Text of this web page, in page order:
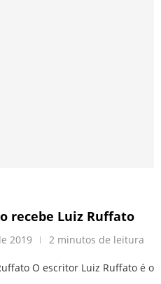
recebe Luiz Ruffato
2019 2 minutos de leitura
O escritor Luiz Ruffato é o